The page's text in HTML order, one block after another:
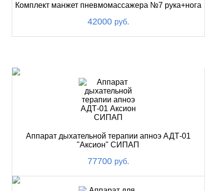
Комплект манжет пневмомассажера №7 рука+нога
42000 руб.
Аппарат дыхательной терапии апноэ АДТ-01
"Аксион" СИПАП
77700 руб.